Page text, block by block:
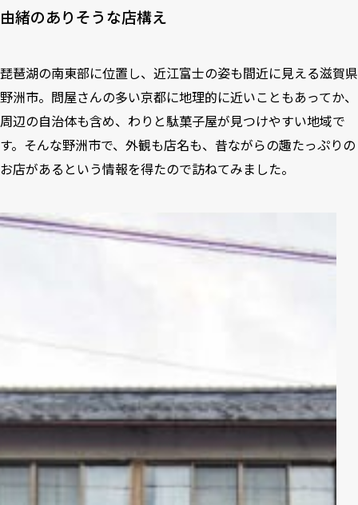
由緒のありそうな店構え
琵琶湖の南東部に位置し、近江富士の姿も間近に見える滋賀県
野洲市。問屋さんの多い京都に地理的に近いこともあってか、
周辺の自治体も含め、わりと駄菓子屋が見つけやすい地域で
す。そんな野洲市で、外観も店名も、昔ながらの趣たっぷりの
お店があるという情報を得たので訪ねてみました。